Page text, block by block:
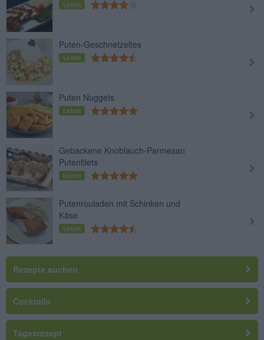
Leicht
Puten-Geschnetzeltes
Leicht
Puten Nuggets
Leicht
Gebackene Knoblauch-Parmesan
Putenfilets
Leicht
Putenrouladen mit Schinken und
Käse
Leicht
Rezepte suchen
Cocktails
Tagesrezept